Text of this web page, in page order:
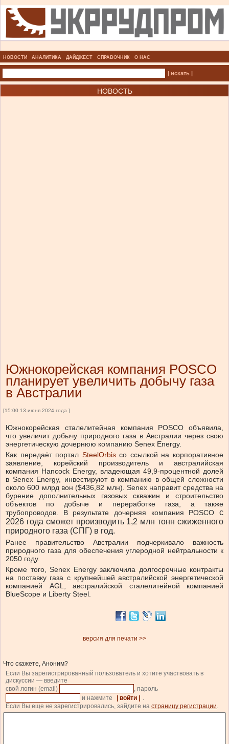
НОВОСТИ АНАЛИТИКА ДАЙДЖЕСТ СПРАВОЧНИК О НАС
| искать |
НОВОСТЬ
Южнокорейская компания POSCO
планирует увеличить добычу газа
в Австралии
[15:00 13 июня 2024 года ]
Южнокорейская сталелитейная компания POSCO объявила,
что увеличит добычу природного газа в Австралии через свою
энергетическую дочернюю компанию Senex Energy.
Как передаёт портал SteelOrbisсо ссылкой на корпоративное
заявление, корейский производитель и австралийская
компания Hancock Energy, владеющая 49,9-процентной долей
в Senex Energy, инвестируют в компанию в общей сложности
около 600 млрд вон ($436,82 млн). Senex направит средства на
бурение дополнительных газовых скважин и строительство
объектов по добыче и переработке газа, а также
трубопроводов. В результате дочерняя компания POSCO с
2026 года сможет производить 1,2 млн тонн сжиженного
природного газа (СПГ) в год.
Ранее правительство Австралии подчеркивало важность
природного газа для обеспечения углеродной нейтральности к
2050 году.
Кроме того, Senex Energy заключила долгосрочные контракты
на поставку газа с крупнейшей австралийской энергетической
компанией AGL, австралийской сталелитейной компанией
BlueScope и Liberty Steel.
версия для печати >>
Что скажете, Аноним?
Если Вы зарегистрированный пользователь и хотите участвовать в
дискуссии — введите
свой логин (email)
, пароль
и нажмите
| войти |
.
Если Вы еще не зарегистрировались, зайдите на страницу регистрации.